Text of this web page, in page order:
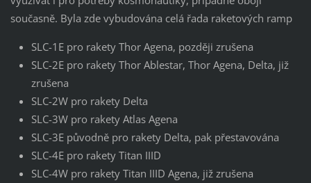
současně. Byla zde vybudována celá řada raketových ramp
SLC-1E pro rakety Thor Agena, později zrušena
SLC-2E pro rakety Thor Ablestar, Thor Agena, Delta, již
zrušena
SLC-2W pro rakety Delta
SLC-3W pro rakety Atlas Agena
SLC-3E původně pro rakety Delta, pak přestavována
SLC-4E pro rakety Titan IIID
SLC-4W pro rakety Titan IIID Agena, již zrušena